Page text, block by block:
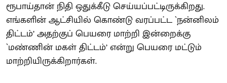
ரூபாய்தான் நிதி ஒதுக்கீடு செய்யப்பட்டிருக்கிறது.
எங்களின் ஆட்சியில் கொண்டு வரப்பட்ட `நன்னிலம்
திட்டம்’ அதற்குப் பெயரை மாற்றி இன்றைக்கு
`மண்ணின் மகள் திட்டம்’ என்று பெயரை மட்டும்
மாற்றியிருக்கிறார்கள்.